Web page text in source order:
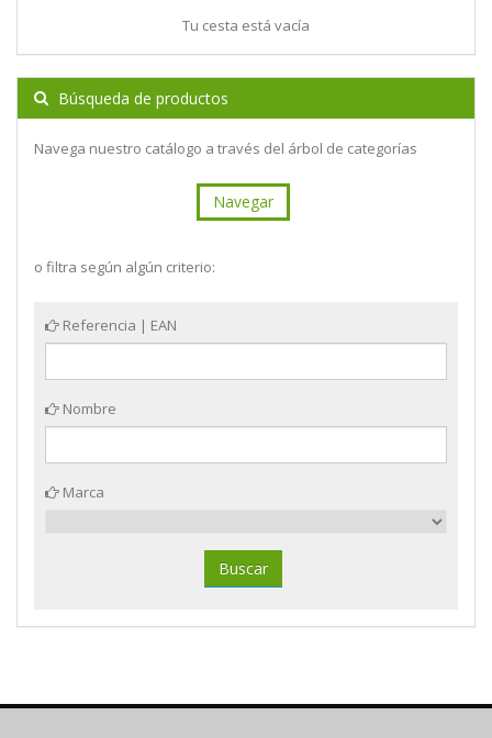
Tu cesta está vacía
Búsqueda de productos
Navega nuestro catálogo a través del árbol de categorías
Navegar
o filtra según algún criterio:
Referencia | EAN
Nombre
Marca